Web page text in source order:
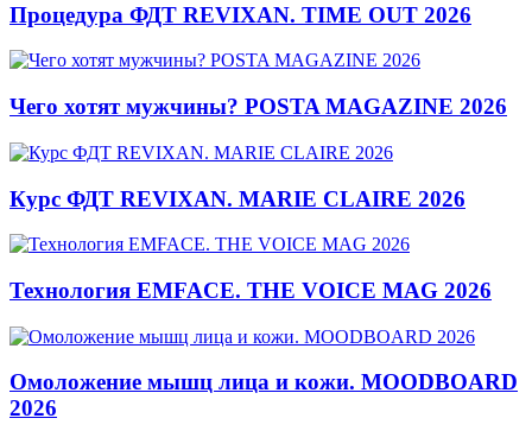
Процедура ФДТ REVIXAN. TIME OUT 2026
Чего хотят мужчины? POSTA MAGAZINE 2026
Курс ФДТ REVIXAN. MARIE CLAIRE 2026
Технология EMFACE. THE VOICE MAG 2026
Омоложение мышц лица и кожи. MOODBOARD
2026